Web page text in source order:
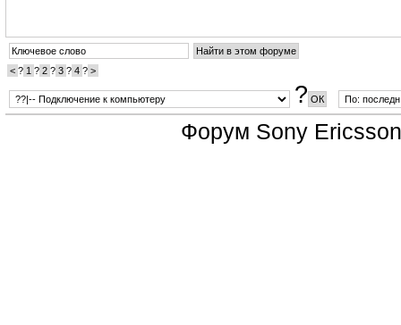
< ? 1 ? 2 ? 3 ? 4 ? >
?
Форум Sony Ericsson